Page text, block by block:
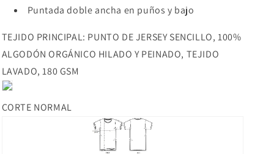
Puntada doble ancha en puños y bajo
TEJIDO PRINCIPAL: PUNTO DE JERSEY SENCILLO, 100%
ALGODÓN ORGÁNICO HILADO Y PEINADO, TEJIDO
LAVADO, 180 GSM
CORTE NORMAL